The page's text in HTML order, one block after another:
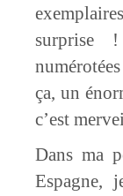
surprise
ça, un
c’est
Dans ma
Espagne,